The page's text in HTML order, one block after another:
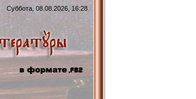
Суббота, 08.08.2026, 16:28